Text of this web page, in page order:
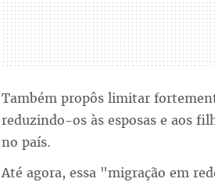
Também propôs limitar
reduzindo-os às esposas e aos
no país.
Até agora, essa "migração em